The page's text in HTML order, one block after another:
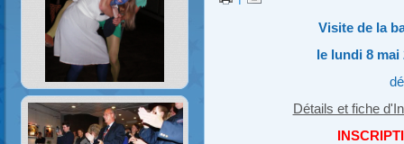
Visite de la
le lundi 8 mai
Détails et fiche